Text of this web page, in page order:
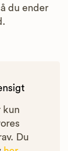
du ender
kun
Du